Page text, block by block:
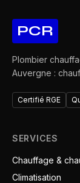
PCR
Plombier
Auvergne :
Certifié RGE
SERVICES
Chauffage &
Climatisation